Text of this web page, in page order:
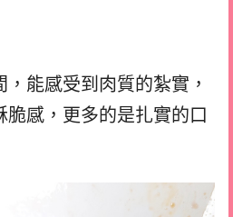
能感受到肉質的紮實，
脆感，更多的是扎實的口